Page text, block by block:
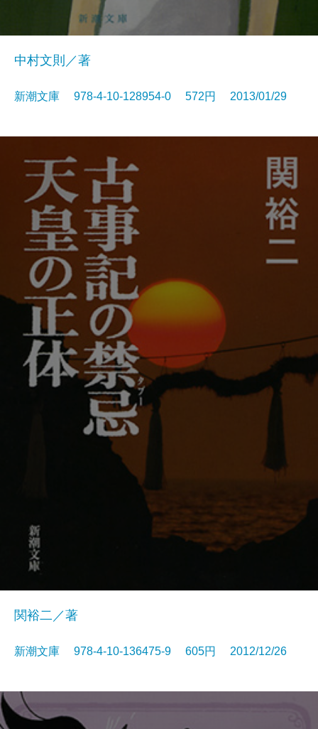
中村文則／著
新潮文庫 978-4-10-128954-0 572円 2013/01/29
関裕二／著
新潮文庫 978-4-10-136475-9 605円 2012/12/26